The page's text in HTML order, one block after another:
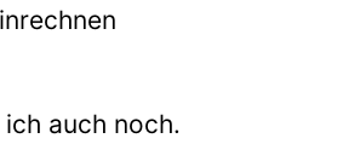
auch noch.